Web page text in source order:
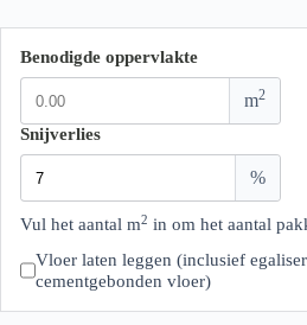
Benodigde oppervlakte
m2
Snijverlies
%
Vul het aantal m2 in om het aantal
Vloer laten leggen (inclusief
cementgebonden vloer)